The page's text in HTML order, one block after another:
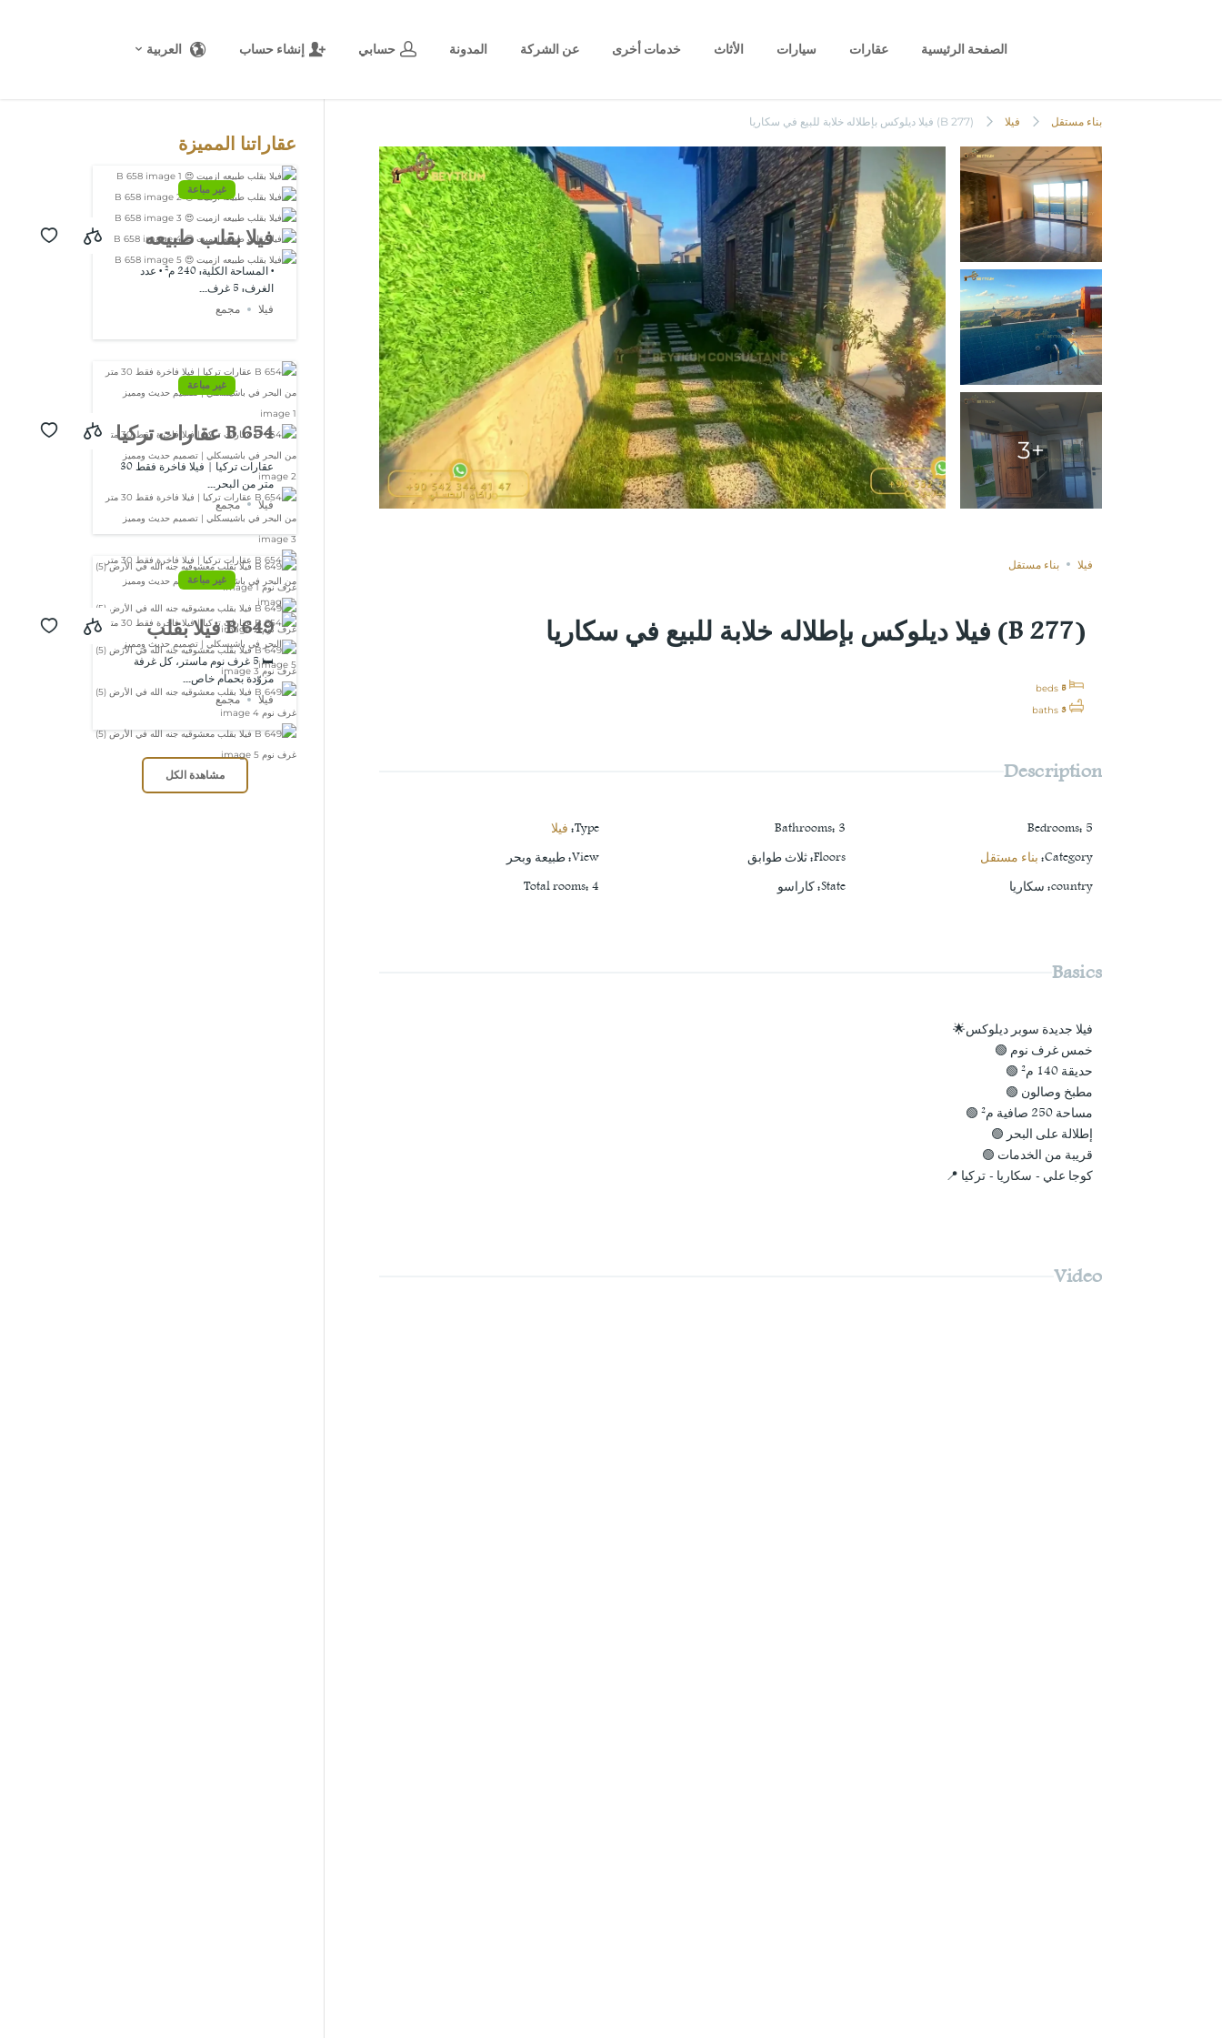
الصفحة الرئيسية عقارات سيارات الأثاث خدمات أخرى عن الشركة المدونة حسابي إنشاء حساب العربية
بناء مستقل فيلا (B 277) فيلا ديلوكس بإطلاله خلابة للبيع في سكاريا
+3
فيلا بناء مستقل
(B 277) فيلا ديلوكس بإطلاله خلابة للبيع في سكاريا
5
beds
3
baths
Description
Bedrooms: 5
Bathrooms: 3
Type
: فيلا
Category
: بناء مستقل Floors
:ثلاث طوابق View
:طبيعة وبحر
country
: سكاريا State
:كاراسو Total rooms: 4
Basics
فيلا جديدة سوبر ديلوكس🌟
خمس غرف نوم 🟢
حديقة 140 م² 🟢
مطبخ وصالون 🟢
مساحة 250 صافية م² 🟢
إطلالة على البحر 🟢
قريبة من الخدمات 🟢
كوجا علي - سكاريا - تركيا 📍
Video
عقاراتنا المميزة
غير مباعة
فيلا بقلب طبيعه
ازميت 😍 B 658
• المساحة الكلية: 240 م² • عدد
الغرف: 5 غرف...
فيلا
مجمع
غير مباعة
B 654 عقارات تركيا
| فيلا فاخرة فقط
30 متر من البحر
في باشيسكلي |
تصميم حديث
ومميز
عقارات تركيا | فيلا فاخرة فقط 30
متر من البحر...
فيلا
مجمع
غير مباعة
B 649 فيلا بقلب
معشوقيه جنه الله
في الأرض (5) غرف
نوم
🛏️ 5 غرف نوم ماستر، كل غرفة
مزوّدة بحمام خاص...
فيلا
مجمع
مشاهدة الكل